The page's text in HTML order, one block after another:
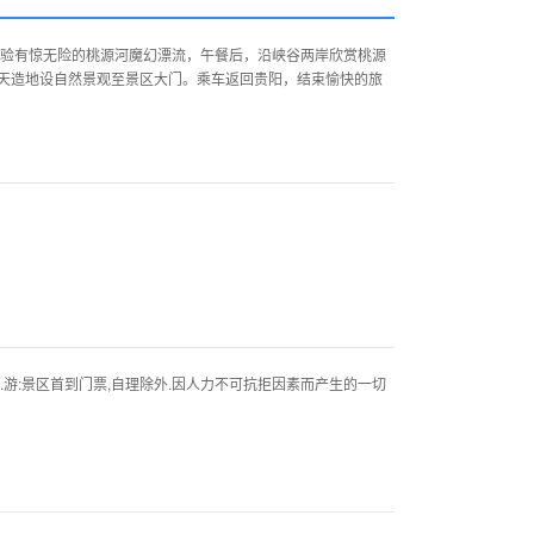
有惊无险的桃源河魔幻漂流，午餐后，沿峡谷两岸欣赏桃源
地设自然景观至景区大门。乘车返回贵阳，结束愉快的旅
:景区首到门票,自理除外.因人力不可抗拒因素而产生的一切